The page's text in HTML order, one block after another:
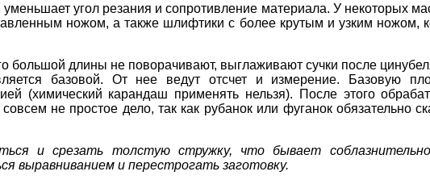
угол резания и сопротивление материала. У некоторых
ножом, а также шлифтики с более крутым и узким ножом,
большой длины не поворачивают, выглаживают сучки после
базовой. От нее ведут отсчет и измерение. Базовую
(химический карандаш применять нельзя). После этого
не простое дело, так как рубанок или фуганок обязательно
и срезать толстую стружку, что бывает
выравниванием и перестрогать заготовку.